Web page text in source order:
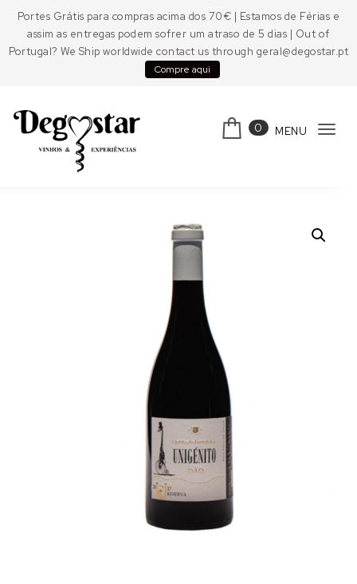
Portes Grátis para compras acima dos 70€ | Estamos de Férias e
assim as entregas podem sofrer um atraso de 5 dias | Out of
Portugal? We Ship worldwide contact us through geral@degostar.pt
Compre aqui
0 MENU